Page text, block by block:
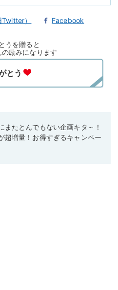
） Facebook
うを贈ると
励みになります
またとんでもない企画キタ～！
超増量！お得すぎるキャンペー